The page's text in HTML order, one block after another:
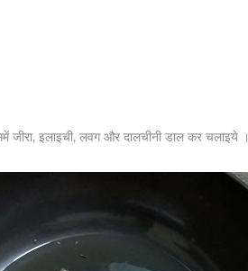
इलाइची, लवग और दालचीनी डाल कर चलाइये ।